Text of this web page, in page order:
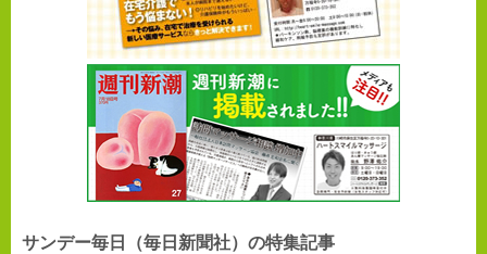
サンデー毎日（毎日新聞社）の特集記事